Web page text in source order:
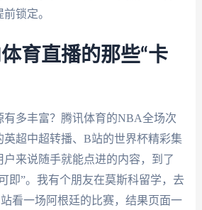
锁定。
育直播的那些“卡
有多丰富？腾讯体育的NBA全场次
超中超转播、B站的世界杯精彩集
来说随手就能点进的内容，到了
即”。我有个朋友在莫斯科留学，去
看一场阿根廷的比赛，结果页面一